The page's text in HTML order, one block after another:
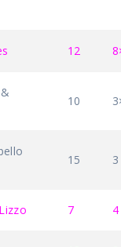
12
10
15 3
7 4